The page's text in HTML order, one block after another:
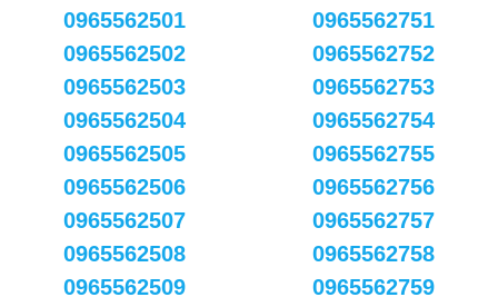
0965562501
0965562502
0965562503
0965562504
0965562505
0965562506
0965562507
0965562508
0965562509
0965562751
0965562752
0965562753
0965562754
0965562755
0965562756
0965562757
0965562758
0965562759